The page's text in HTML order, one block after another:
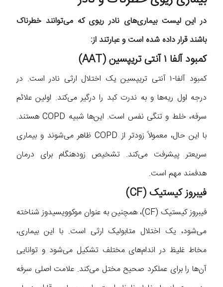
در این لیست بیماری‌های نادر ریوی که می‌توانند خطرناک
باشند قرار داده شده است و عبارتند از:
کمبود آلفا ۱ آنتی تریپسین (AAT)
کمبود آلفا-۱ آنتی تریپسین یک اختلال ارثی نادر است. در
درجه اول ریه‌ها و به ندرت کبد را درگیر می‌کند. اولین علائم
سرفه، خلط و تنگی نفس است. این‌ها شبیه COPD هستند.
با این حال، معمولاً زودتر از COPD ظاهر می‌شوند و بیماری
سریعتر پیشرفت می‌کند. تشخیص زودهنگام برای درمان
هدفمند مهم است.
فیبروز کیستیک (CF)
فیبروز کیستیک (CF)، همچنین به عنوان موکوویسیدوز شناخته
می‌شود، یک اختلال متابولیک ارثی است. با این بیماری،
مخاط غلیظ در اندام‌های مختلف تشکیل می‌شود و توانایی
آن‌ها را برای عملکرد صحیح مختل می‌کند. علامت اصلی سرفه